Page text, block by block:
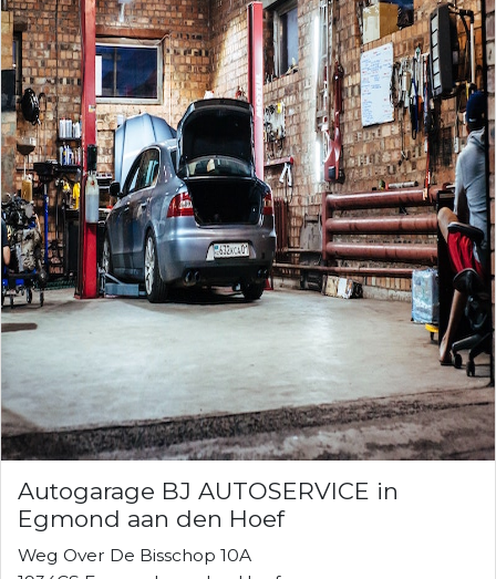
Autogarage BJ AUTOSERVICE in
Egmond aan den Hoef
Weg Over De Bisschop 10A